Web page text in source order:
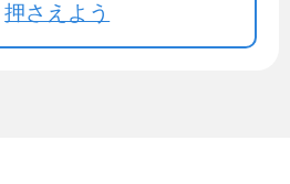
押さえよう